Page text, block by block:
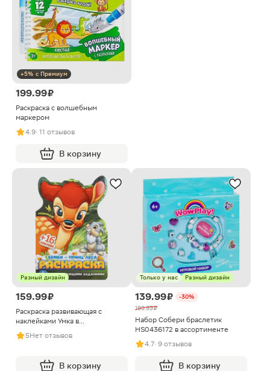
+5% с Премиум
199.99 ₽
Раскраска с волшебным
маркером
4.9· 11 отзывов
В корзину
Разный дизайн
159.99 ₽
Раскраска развивающая с
наклейками Умка в
ассортименте
5Нет отзывов
В корзину
Только у нас Разный дизайн
139.99 ₽
-30%
199.99 ₽
Набор Собери браслетик
HS0436172 в ассортименте
4.7· 9 отзывов
В корзину